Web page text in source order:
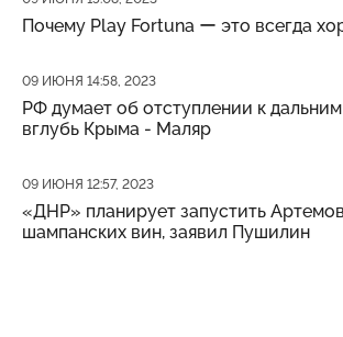
Почему Play Fortuna ー это всегда
Дата публикации
09 ИЮНЯ 14:58, 2023
РФ думает об отступлении к
вглубь Крыма - Маляр
Дата публикации
09 ИЮНЯ 12:57, 2023
«ДНР» планирует запустить
шампанских вин, заявил Пушилин